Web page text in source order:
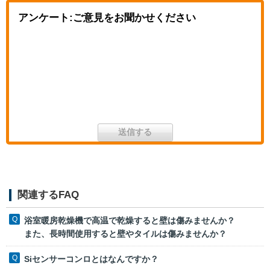
アンケート:ご意見をお聞かせください
関連するFAQ
浴室暖房乾燥機で高温で乾燥すると壁は傷みませんか？
また、長時間使用すると壁やタイルは傷みませんか？
Siセンサーコンロとはなんですか？